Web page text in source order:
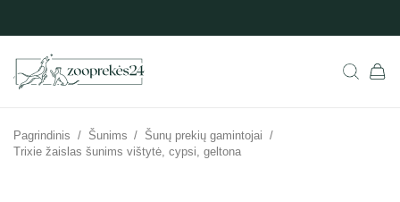
Pagrindinis / Šunims / Šunų prekių gamintojai /
Trixie žaislas šunims vištytė, cypsi, geltona